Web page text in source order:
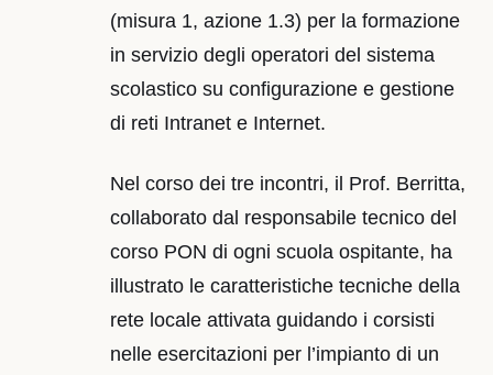
(misura 1, azione 1.3) per la formazione
in servizio degli operatori del sistema
scolastico su configurazione e gestione
di reti Intranet e Internet.
Nel corso dei tre incontri, il Prof. Berritta,
collaborato dal responsabile tecnico del
corso PON di ogni scuola ospitante, ha
illustrato le caratteristiche tecniche della
rete locale attivata guidando i corsisti
nelle esercitazioni per l’impianto di un